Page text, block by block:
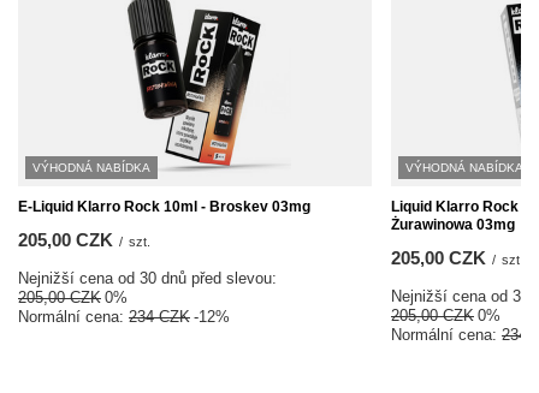
VÝHODNÁ NABÍDKA
E-Liquid Klarro Rock 10ml - Broskev 03mg
205,00 CZK / szt.
Nejnižší cena od 30 dnů před slevou:
205,00 CZK 0%
Normální cena: 234 CZK -12%
VÝHODNÁ NABÍDKA
Liquid Klarro Rock
Żurawinowa 03mg
205,00 CZK / szt.
Nejnižší cena od 30
205,00 CZK 0%
Normální cena: 234